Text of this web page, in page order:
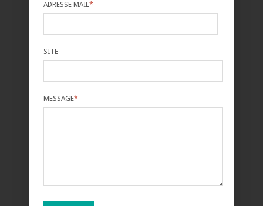
ADRESSE MAIL*
SITE
MESSAGE*